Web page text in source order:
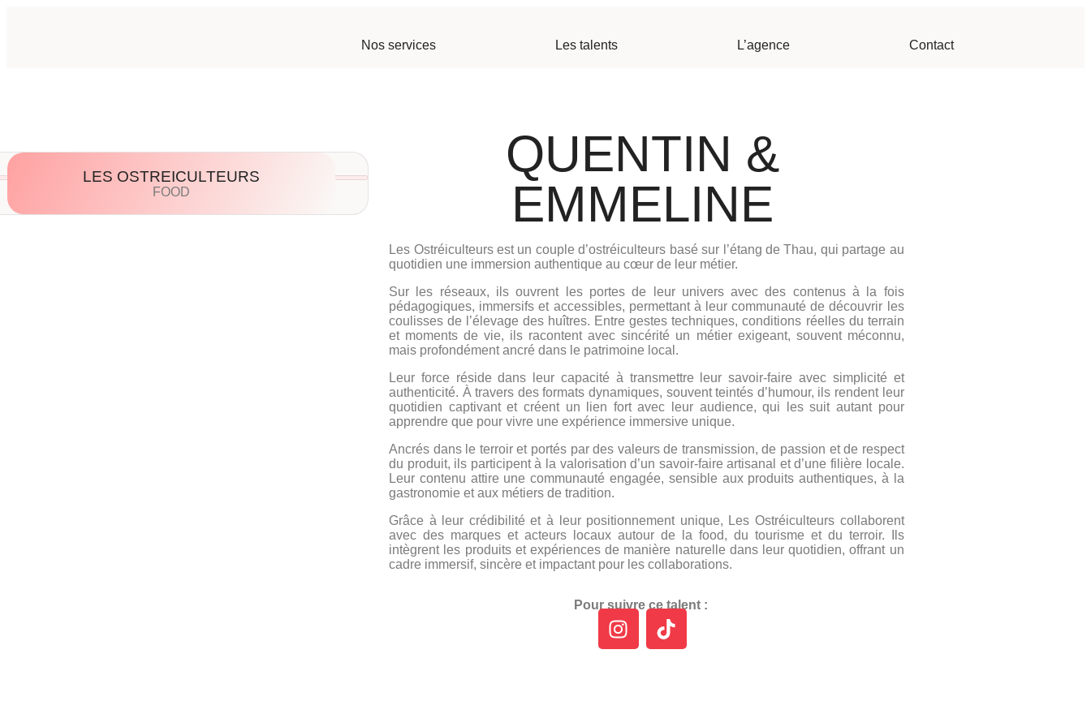
Nos services Les talents L’agence Contact
LES OSTREICULTEURS
FOOD
QUENTIN &
EMMELINE
Les Ostréiculteurs est un couple d’ostréiculteurs basé sur l’étang de Thau, qui partage au
quotidien une immersion authentique au cœur de leur métier.
Sur les réseaux, ils ouvrent les portes de leur univers avec des contenus à la fois
pédagogiques, immersifs et accessibles, permettant à leur communauté de découvrir les
coulisses de l’élevage des huîtres. Entre gestes techniques, conditions réelles du terrain
et moments de vie, ils racontent avec sincérité un métier exigeant, souvent méconnu,
mais profondément ancré dans le patrimoine local.
Leur force réside dans leur capacité à transmettre leur savoir-faire avec simplicité et
authenticité. À travers des formats dynamiques, souvent teintés d’humour, ils rendent leur
quotidien captivant et créent un lien fort avec leur audience, qui les suit autant pour
apprendre que pour vivre une expérience immersive unique.
Ancrés dans le terroir et portés par des valeurs de transmission, de passion et de respect
du produit, ils participent à la valorisation d’un savoir-faire artisanal et d’une filière locale.
Leur contenu attire une communauté engagée, sensible aux produits authentiques, à la
gastronomie et aux métiers de tradition.
Grâce à leur crédibilité et à leur positionnement unique, Les Ostréiculteurs collaborent
avec des marques et acteurs locaux autour de la food, du tourisme et du terroir. Ils
intègrent les produits et expériences de manière naturelle dans leur quotidien, offrant un
cadre immersif, sincère et impactant pour les collaborations.
Pour suivre ce talent :